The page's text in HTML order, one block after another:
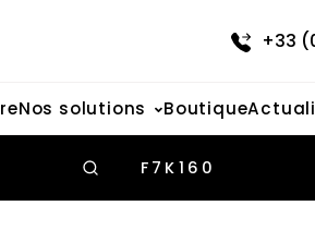
+33
Nos solutions Boutique
F7K160